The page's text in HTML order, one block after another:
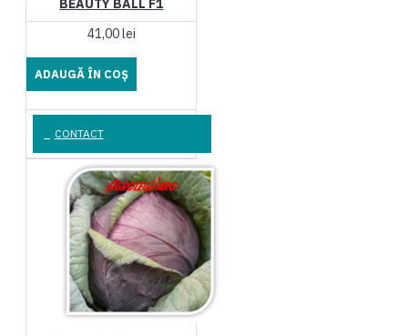
BEAUTY BALL F1
41,00 lei
ADAUGĂ ÎN COŞ
CONTACT